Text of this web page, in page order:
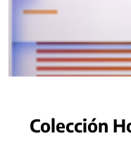
Colección